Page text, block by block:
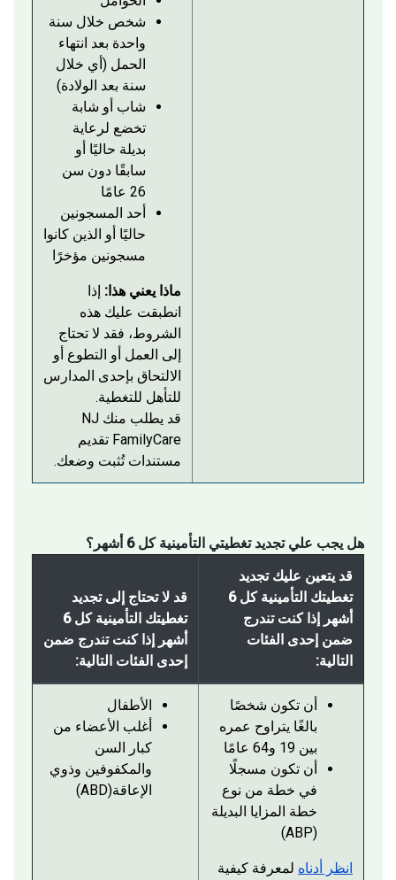
شخص خلال سنة
واحدة بعد انتهاء
الحمل (أي خلال
سنة بعد الولادة)
شاب أو شابة
تخضع لرعاية
بديلة حاليًا أو
سابقًا دون سن
26 عامًا
أحد المسجونين
حاليًا أو الذين كانوا
مسجونين مؤخرًا
ماذا يعني هذا: إذا
انطبقت عليك هذه
الشروط، فقد لا تحتاج
إلى العمل أو التطوع أو
الالتحاق بإحدى المدارس
للتأهل للتغطية.
قد يطلب منك NJ
FamilyCare تقديم
مستندات تُثبت وضعك.
هل يجب علي تجديد تغطيتي التأمينية كل 6 أشهر؟
قد يتعين عليك تجديد
تغطيتك التأمينية كل 6
أشهر إذا كنت تندرج
ضمن إحدى الفئات
التالية:
قد لا تحتاج إلى تجديد
تغطيتك التأمينية كل 6
أشهر إذا كنت تندرج ضمن
إحدى الفئات التالية:
أن تكون شخصًا
بالغًا يتراوح عمره
بين 19 و64 عامًا
أن تكون مسجلًا
في خطة من نوع
خطة المزايا البديلة
(ABP)
انظر أدناه لمعرفة كيفية
الأطفال
أغلب الأعضاء من
كبار السن
والمكفوفين وذوي
الإعاقة(ABD)